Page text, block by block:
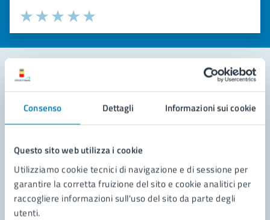
Consenso Dettagli Informazioni sui cookie
Questo sito web utilizza i cookie
Utilizziamo cookie tecnici di navigazione e di sessione per
garantire la corretta fruizione del sito e cookie analitici per
raccogliere informazioni sull'uso del sito da parte degli
utenti.
Valuta la chiarezza delle informazioni (da 1 a 5 stelle)
Seleziona il numero di stelle per valutare la chiarezza delle
Valuta 5 stelle su 5
Valuta 4 stelle su 5
Valuta 3 stelle su 5
Valuta 2 stelle su 5
Valuta 1 stelle su 5
Leggi le domande frequenti
Richiedi assistenza
Prenota appuntamento
Problemi in città